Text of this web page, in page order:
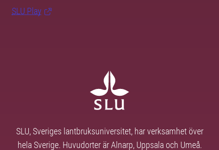
SLU Play
SLU, Sveriges lantbruksuniversitet, har verksamhet över
hela Sverige. Huvudorter är Alnarp, Uppsala och Umeå.